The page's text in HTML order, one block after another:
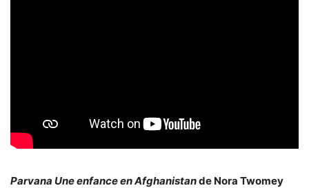
Parvana Une enfance en Afghanistande Nora Twomey